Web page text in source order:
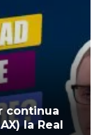
continua
la Real